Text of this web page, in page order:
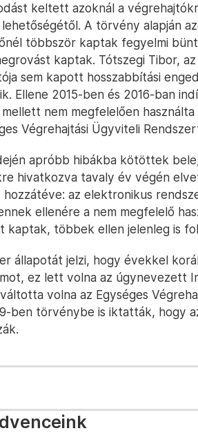
keltett azoknál a
A törvény alapján
többször kaptak fegyelmi
kaptak. Tótszegi Tibor,
sem kapott hosszabbítási
Ellene 2015-ben és 2016-ban
nem megfelelően
Végrehajtási Ügyviteli
apróbb hibákba kötöttek
hivatkozva tavaly év végén
hozzátéve: az elektronikus
ellenére a nem megfelelő
kaptak, többek ellen jelenleg is
állapotát jelzi, hogy évekkel
ez lett volna az úgynevezett
volna az Egységes
ben törvénybe is iktatták, hogy